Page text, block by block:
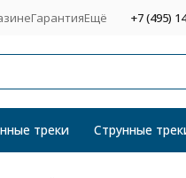
ГарантияЕщё +7 (495)
треки Струнные